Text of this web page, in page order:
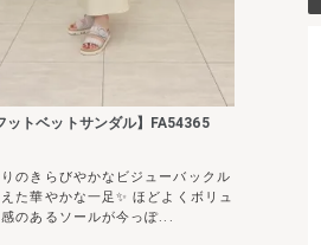
ットベットサンダル】FA54365
のきらびやかなビジューバックル
た華やかな一足✨ ほどよくボリュ
のあるソールが今っぽ...